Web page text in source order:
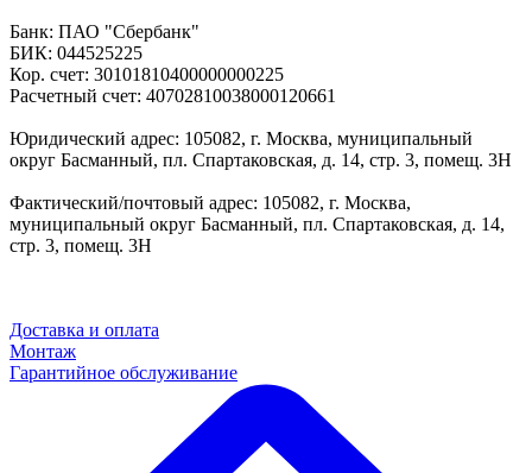
Банк: ПАО "Сбербанк"
БИК: 044525225
Кор. счет: 30101810400000000225
Расчетный счет: 40702810038000120661
Юридический адрес: 105082, г. Москва, муниципальный
округ Басманный, пл. Спартаковская, д. 14, стр. 3, помещ. 3Н
Фактический/почтовый адрес: 105082, г. Москва,
муниципальный округ Басманный, пл. Спартаковская, д. 14,
стр. 3, помещ. 3Н
Доставка и оплата
Монтаж
Гарантийное обслуживание